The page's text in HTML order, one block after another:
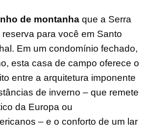
de montanhaque a Serra
para você em Santo
Em um condomínio fechado,
esta casa de campo oferece o
entre a arquitetura imponente
de inverno – que remete
da Europa ou
– e o conforto de um lar